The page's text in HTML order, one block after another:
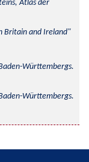
Atlas der
Britain and Ireland
Württembergs.
Württembergs.